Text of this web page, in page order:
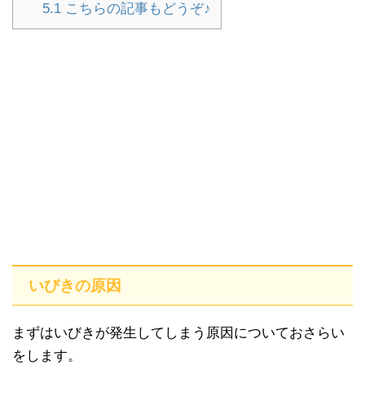
5.1こちらの記事もどうぞ♪
いびきの原因
まずはいびきが発生してしまう原因についておさらい
をします。